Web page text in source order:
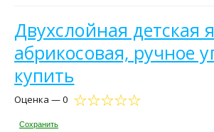
Двухслойная детская
абрикосовая, ручное
купить
Оценка — 0
Сохранить